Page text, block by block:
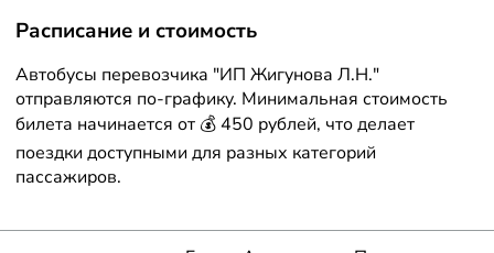
Расписание и стоимость
Автобусы перевозчика "ИП Жигунова Л.Н."
отправляются по-графику. Минимальная стоимость
билета начинается от 💰 450 рублей, что делает
поездки доступными для разных категорий
пассажиров.